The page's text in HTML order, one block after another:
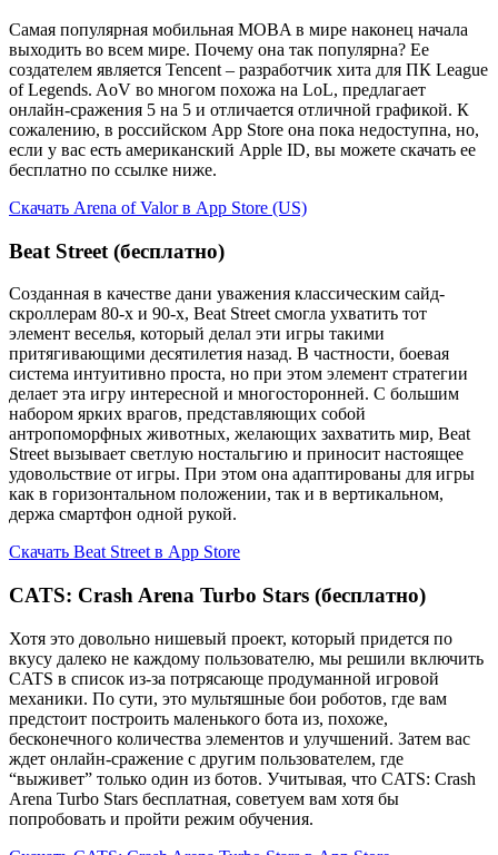
Самая популярная мобильная MOBA в мире наконец начала
выходить во всем мире. Почему она так популярна? Ее
создателем является Tencent – разработчик хита для ПК League
of Legends. AoV во многом похожа на LoL, предлагает
онлайн-сражения 5 на 5 и отличается отличной графикой. К
сожалению, в российском App Store она пока недоступна, но,
если у вас есть американский Apple ID, вы можете скачать ее
бесплатно по ссылке ниже.
Скачать Arena of Valor в App Store (US)
Beat Street (бесплатно)
Созданная в качестве дани уважения классическим сайд-
скроллерам 80-х и 90-х, Beat Street смогла ухватить тот
элемент веселья, который делал эти игры такими
притягивающими десятилетия назад. В частности, боевая
система интуитивно проста, но при этом элемент стратегии
делает эта игру интересной и многосторонней. С большим
набором ярких врагов, представляющих собой
антропоморфных животных, желающих захватить мир, Beat
Street вызывает светлую ностальгию и приносит настоящее
удовольствие от игры. При этом она адаптированы для игры
как в горизонтальном положении, так и в вертикальном,
держа смартфон одной рукой.
Скачать Beat Street в App Store
CATS: Crash Arena Turbo Stars (бесплатно)
Хотя это довольно нишевый проект, который придется по
вкусу далеко не каждому пользователю, мы решили включить
CATS в список из-за потрясающе продуманной игровой
механики. По сути, это мультяшные бои роботов, где вам
предстоит построить маленького бота из, похоже,
бесконечного количества элементов и улучшений. Затем вас
ждет онлайн-сражение с другим пользователем, где
“выживет” только один из ботов. Учитывая, что CATS: Crash
Arena Turbo Stars бесплатная, советуем вам хотя бы
попробовать и пройти режим обучения.